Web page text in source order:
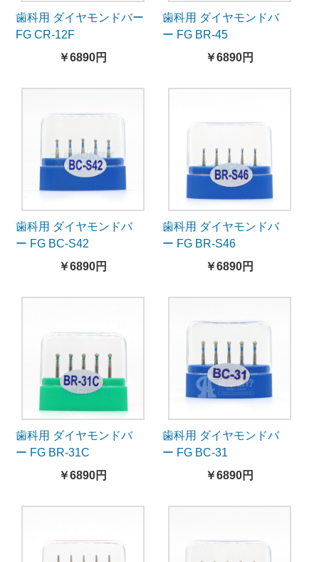
歯科用 ダイヤモンドバー
FG CR-12F
￥6890円
歯科用 ダイヤモンドバ
ー FG BR-45
￥6890円
歯科用 ダイヤモンドバ
ー FG BC-S42
￥6890円
歯科用 ダイヤモンドバ
ー FG BR-S46
￥6890円
歯科用 ダイヤモンドバ
ー FG BR-31C
￥6890円
歯科用 ダイヤモンドバ
ー FG BC-31
￥6890円